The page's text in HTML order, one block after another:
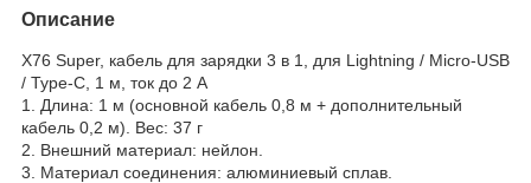
Описание
X76 Super, кабель для зарядки 3 в 1, для Lightning / Micro-USB
/ Type-C, 1 м, ток до 2 А
1. Длина: 1 м (основной кабель 0,8 м + дополнительный
кабель 0,2 м). Вес: 37 г
2. Внешний материал: нейлон.
3. Материал соединения: алюминиевый сплав.